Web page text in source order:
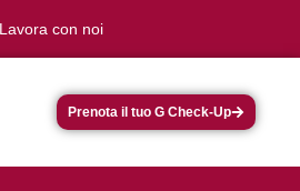
Lavora con noi
Prenota il tuo G Check-Up